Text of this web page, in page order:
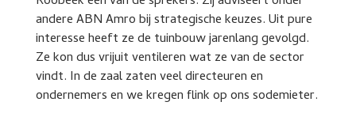
andere ABN Amro bij strategische keuzes. Uit pure
interesse heeft ze de tuinbouw jarenlang gevolgd.
Ze kon dus vrijuit ventileren wat ze van de sector
vindt. In de zaal zaten veel directeuren en
ondernemers en we kregen flink op ons sodemieter.